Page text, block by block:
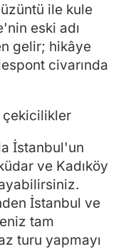
ile kule
eski adı
gelir; hikâye
civarında
çekicilikler
İstanbul'un
ve Kadıköy
İstanbul ve
tam
turu yapmayı